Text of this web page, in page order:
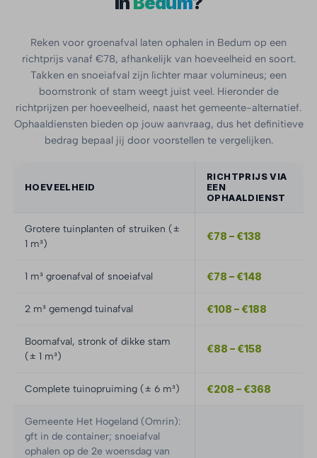
Reken voor groenafval laten ophalen in Bedum op een
richtprijs vanaf €78, afhankelijk van hoeveelheid en soort.
Takken en snoeiafval zijn lichter maar volumineus; een
boomstronk of stam weegt juist veel. Hieronder de
richtprijzen per hoeveelheid, naast het gemeente-alternatief.
Ophaaldiensten bieden op jouw aanvraag, dus het definitieve
bedrag bepaal jij door voorstellen te vergelijken.
HOEVEELHEID
RICHTPRIJS VIA
EEN
OPHAALDIENST
Grotere tuinplanten of struiken (±
1 m³)
€78 – €138
1 m³ groenafval of snoeiafval €78 – €148
2 m³ gemengd tuinafval €108 – €188
Boomafval, stronk of dikke stam
(± 1 m³)
€88 – €158
Complete tuinopruiming (± 6 m³) €208 – €368
Gemeente Het Hogeland (Omrin):
gft in de container; snoeiafval
ophalen op de 2e woensdag van